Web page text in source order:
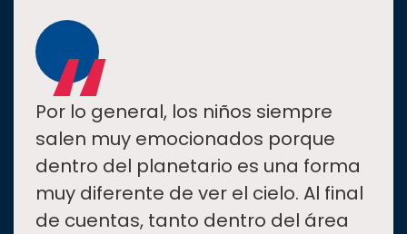
“
Por lo general, los niños siempre
salen muy emocionados porque
dentro del planetario es una forma
muy diferente de ver el cielo. Al final
de cuentas, tanto dentro del área